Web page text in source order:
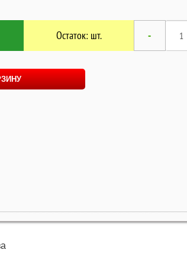
Остаток: шт. -